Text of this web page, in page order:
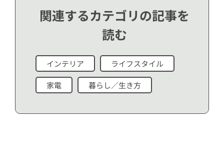
関連するカテゴリの記事を
読む
インテリア ライフスタイル
家電 暮らし／生き方